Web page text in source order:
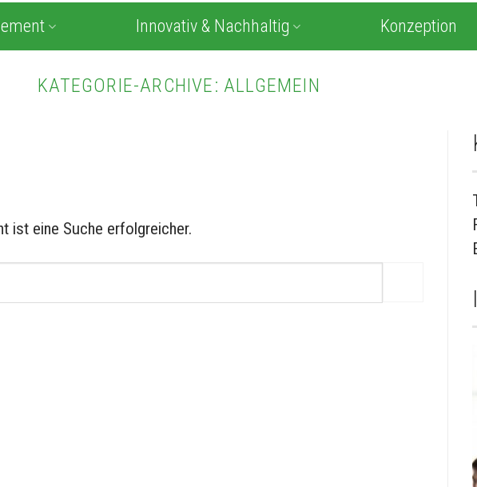
Innovativ & Nachhaltig Konzeption
KATEGORIE-ARCHIVE: ALLGEMEIN
ist eine Suche erfolgreicher.